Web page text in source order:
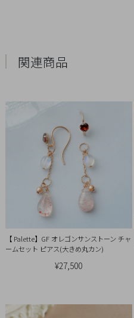
関連商品
【 Palette】GF オレゴンサンストーン チャ
ームセット ピアス(大きめ丸カン)
¥27,500
く
示